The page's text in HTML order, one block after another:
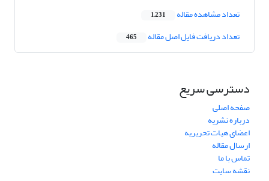
تعداد مشاهده مقاله 1,231
تعداد دریافت فایل اصل مقاله 465
دسترسی سریع
صفحه اصلی
درباره نشریه
اعضای هیات تحریریه
ارسال مقاله
تماس با ما
نقشه سایت